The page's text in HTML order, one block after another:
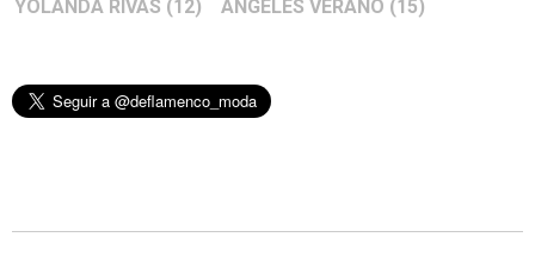
YOLANDA RIVAS (12) ÁNGELES VERANO (15)